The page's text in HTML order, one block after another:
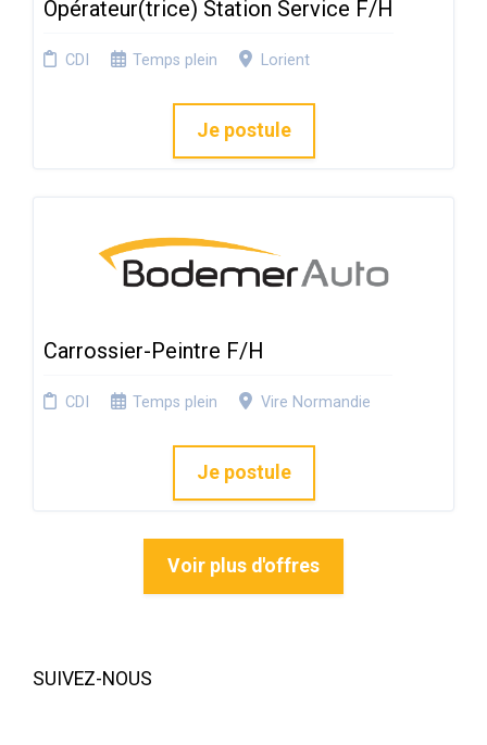
Opérateur(trice) Station Service F/H
CDI Temps plein Lorient
Je postule
Carrossier-Peintre F/H
CDI Temps plein Vire Normandie
Je postule
Voir plus d'offres
SUIVEZ-NOUS